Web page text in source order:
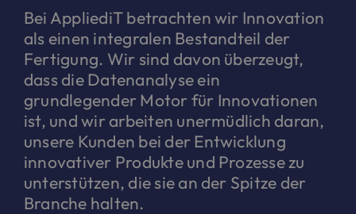
Bei AppliediT betrachten wir Innovation
als einen integralen Bestandteil der
Fertigung. Wir sind davon überzeugt,
dass die Datenanalyse ein
grundlegender Motor für Innovationen
ist, und wir arbeiten unermüdlich daran,
unsere Kunden bei der Entwicklung
innovativer Produkte und Prozesse zu
unterstützen, die sie an der Spitze der
Branche halten.